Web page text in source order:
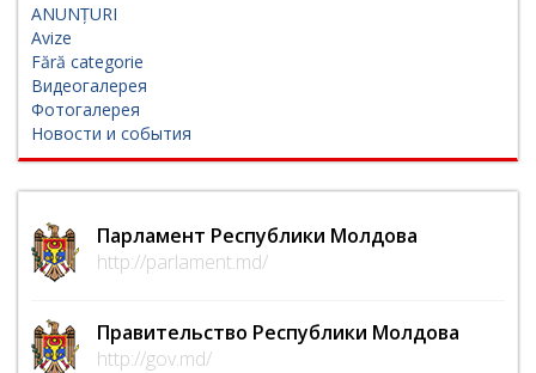
ANUNȚURI
Avize
Fără categorie
Видеогалерея
Фотогалерея
Новости и события
Парламент Республики Молдова
http://parlament.md/
Правительство Республики Молдова
http://gov.md/